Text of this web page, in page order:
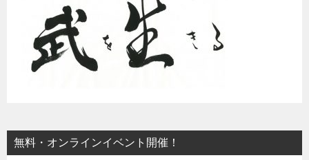
無料・オンラインイベント開催！